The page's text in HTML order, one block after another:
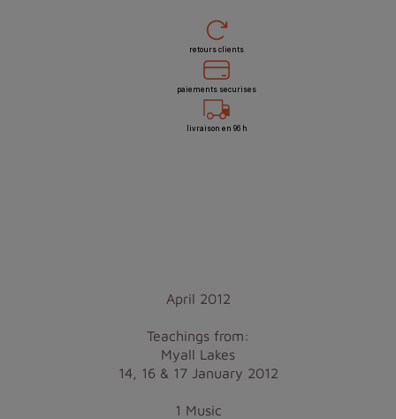
retours clients
paiements securises
livraison en 96 h
April 2012
Teachings from:
Myall Lakes
14, 16 & 17 January 2012
1 Music